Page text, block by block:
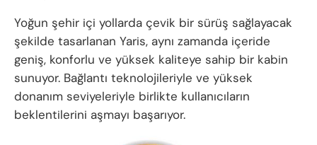
Yoğun şehir içi yollarda çevik bir sürüş sağlayacak
şekilde tasarlanan Yaris, aynı zamanda içeride
geniş, konforlu ve yüksek kaliteye sahip bir kabin
sunuyor. Bağlantı teknolojileriyle ve yüksek
donanım seviyeleriyle birlikte kullanıcıların
beklentilerini aşmayı başarıyor.